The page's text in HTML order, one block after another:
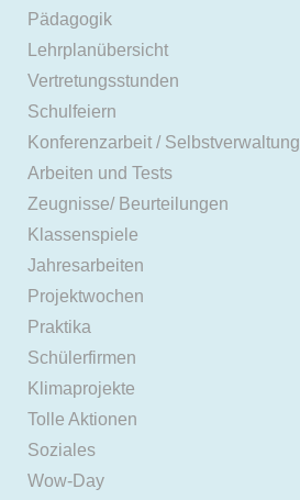
Pädagogik
Lehrplanübersicht
Vertretungsstunden
Schulfeiern
Konferenzarbeit / Selbstverwaltung
Arbeiten und Tests
Zeugnisse/ Beurteilungen
Klassenspiele
Jahresarbeiten
Projektwochen
Praktika
Schülerfirmen
Klimaprojekte
Tolle Aktionen
Soziales
Wow-Day